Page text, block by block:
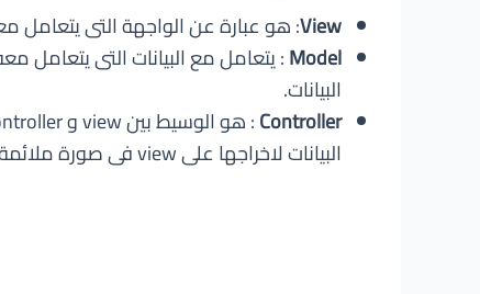
View: هو عبارة عن الواجهة التى يتعامل
Model: يتعامل مع البيانات التى يتعامل
البيانات.
Controller
البيانات لاخراجها على view فى صورة ملائمة.